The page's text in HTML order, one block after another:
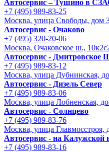
Автосервис – Тушино в
+7 (495) 989-83-25
Москва, улица Свободы, дом
Автосервис - Очаково
+7 (495) 320-20-06
Москва, Очаковское ш.,
Автосервис -
+7 (495) 989-83-12
Москва, улица Дубнинская,
Автосервис - Дизель Север
+7 (495) 989-83-06
Москва, улица Лобненская,
Автосервис - Солнцево
+7 (495) 989-83-76
Москва, улица Главмосстроя,
Автосервис - на
+7 (495) 989-83-16